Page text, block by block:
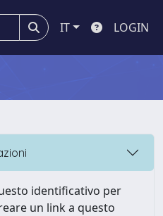
IT LOGIN
identificativo per
un link a questo